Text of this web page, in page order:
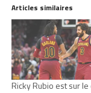
Articles similaires
Ricky Rubio est sur